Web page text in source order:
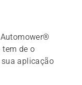
de o
aplicação